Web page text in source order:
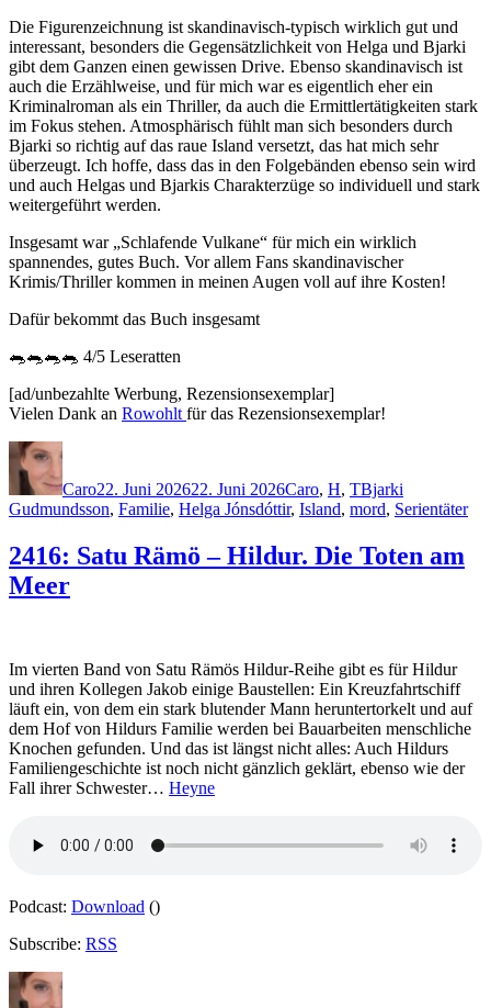
Die Figurenzeichnung ist skandinavisch-typisch wirklich gut und
interessant, besonders die Gegensätzlichkeit von Helga und Bjarki
gibt dem Ganzen einen gewissen Drive. Ebenso skandinavisch ist
auch die Erzählweise, und für mich war es eigentlich eher ein
Kriminalroman als ein Thriller, da auch die Ermittlertätigkeiten stark
im Fokus stehen. Atmosphärisch fühlt man sich besonders durch
Bjarki so richtig auf das raue Island versetzt, das hat mich sehr
überzeugt. Ich hoffe, dass das in den Folgebänden ebenso sein wird
und auch Helgas und Bjarkis Charakterzüge so individuell und stark
weitergeführt werden.
Insgesamt war „Schlafende Vulkane“ für mich ein wirklich
spannendes, gutes Buch. Vor allem Fans skandinavischer
Krimis/Thriller kommen in meinen Augen voll auf ihre Kosten!
Dafür bekommt das Buch insgesamt
🐀🐀🐀🐀 4/5 Leseratten
[ad/unbezahlte Werbung, Rezensionsexemplar]
Vielen Dank an Rowohlt für das Rezensionsexemplar!
Autor
Caro22. Juni 202622. Juni 2026Caro, H, TBjarki
Gudmundsson, Familie, Helga Jónsdóttir, Island, mord, Serientäter
2416: Satu Rämö – Hildur. Die Toten am
Meer
Im vierten Band von Satu Rämös Hildur-Reihe gibt es für Hildur
und ihren Kollegen Jakob einige Baustellen: Ein Kreuzfahrtschiff
läuft ein, von dem ein stark blutender Mann heruntertorkelt und auf
dem Hof von Hildurs Familie werden bei Bauarbeiten menschliche
Knochen gefunden. Und das ist längst nicht alles: Auch Hildurs
Familiengeschichte ist noch nicht gänzlich geklärt, ebenso wie der
Fall ihrer Schwester… Heyne
Podcast: Download ()
Subscribe: RSS
Autor